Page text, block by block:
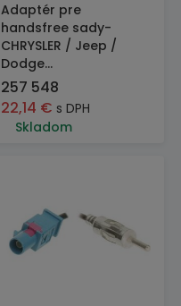
Adaptér pre
handsfree sady-
CHRYSLER / Jeep /
Dodge...
257 548
22,14 € s DPH
Skladom